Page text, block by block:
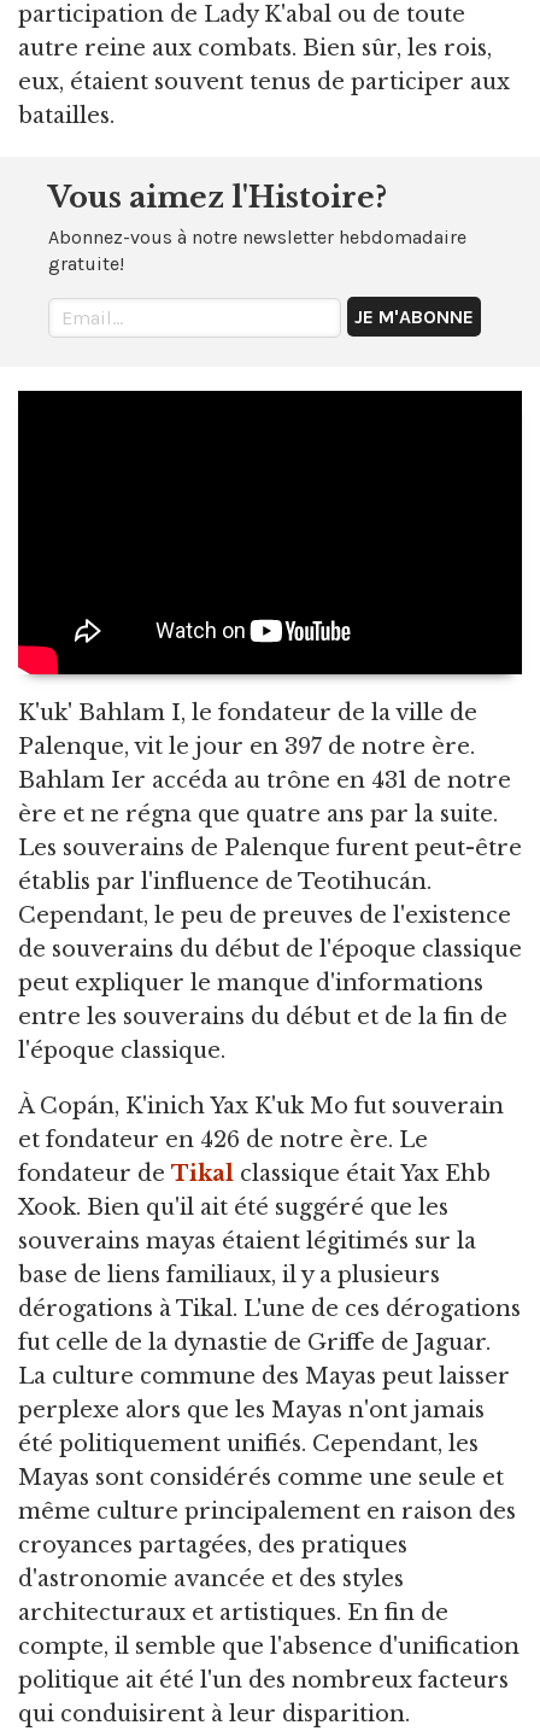
participation de Lady K'abal ou de toute
autre reine aux combats. Bien sûr, les rois,
eux, étaient souvent tenus de participer aux
batailles.
Vous aimez l'Histoire?
Abonnez-vous à notre newsletter hebdomadaire
gratuite!
K'uk' Bahlam I, le fondateur de la ville de
Palenque, vit le jour en 397 de notre ère.
Bahlam Ier accéda au trône en 431 de notre
ère et ne régna que quatre ans par la suite.
Les souverains de Palenque furent peut-être
établis par l'influence de Teotihucán.
Cependant, le peu de preuves de l'existence
de souverains du début de l'époque classique
peut expliquer le manque d'informations
entre les souverains du début et de la fin de
l'époque classique.
À Copán, K'inich Yax K'uk Mo fut souverain
et fondateur en 426 de notre ère. Le
fondateur de Tikal classique était Yax Ehb
Xook. Bien qu'il ait été suggéré que les
souverains mayas étaient légitimés sur la
base de liens familiaux, il y a plusieurs
dérogations à Tikal. L'une de ces dérogations
fut celle de la dynastie de Griffe de Jaguar.
La culture commune des Mayas peut laisser
perplexe alors que les Mayas n'ont jamais
été politiquement unifiés. Cependant, les
Mayas sont considérés comme une seule et
même culture principalement en raison des
croyances partagées, des pratiques
d'astronomie avancée et des styles
architecturaux et artistiques. En fin de
compte, il semble que l'absence d'unification
politique ait été l'un des nombreux facteurs
qui conduisirent à leur disparition.